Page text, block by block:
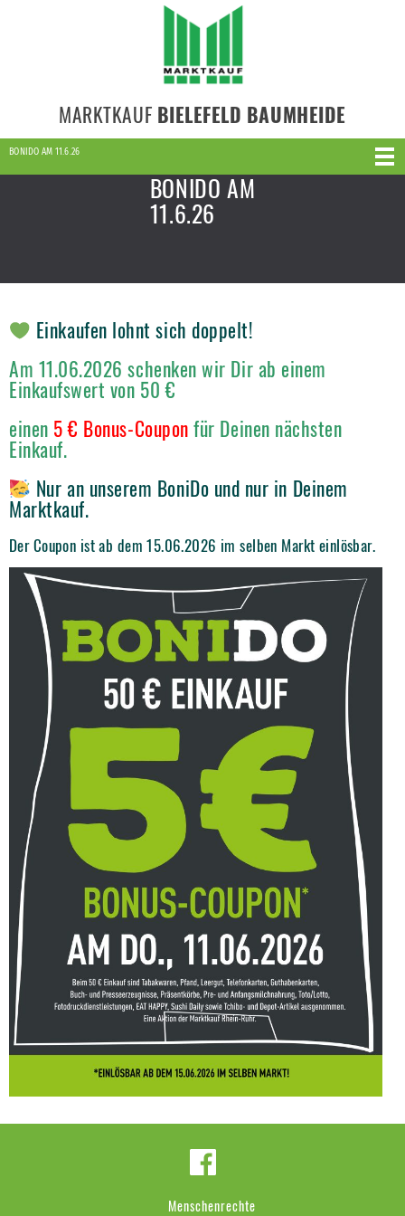
MARKTKAUF BIELEFELD BAUMHEIDE
BONIDO AM 11.6.26
BONIDO AM
11.6.26
Einkaufen lohnt sich doppelt!
Am 11.06.2026 schenken wir Dir ab einem
Einkaufswert von 50 €
einen 5 € Bonus-Couponfür Deinen nächsten
Einkauf.
Nur an unserem BoniDo und nur in Deinem
Marktkauf.
Der Coupon ist ab dem 15.06.2026 im selben Markt einlösbar.
Menschenrechte